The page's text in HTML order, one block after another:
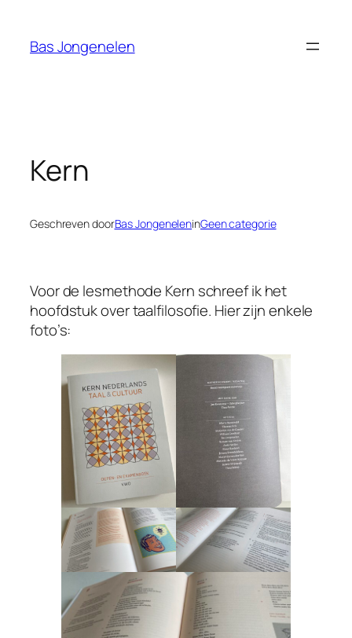
Bas Jongenelen
Kern
Geschreven doorBas JongeneleninGeen categorie
Voor de lesmethode Kern schreef ik het
hoofdstuk over taalfilosofie. Hier zijn enkele
foto’s: